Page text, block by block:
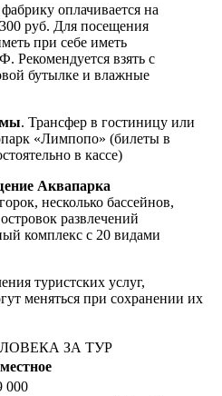
оплачивается на
руб. Для посещения
при себе иметь
Рекомендуется взять с
бутылке и влажные
. Трансфер в гостиницу или
«Лимпопо» (билеты в
в кассе)
Аквапарка
несколько бассейнов,
развлечений
комплекс с 20 видами
туристских услуг,
меняться при сохранении их
ЗА ТУР
000